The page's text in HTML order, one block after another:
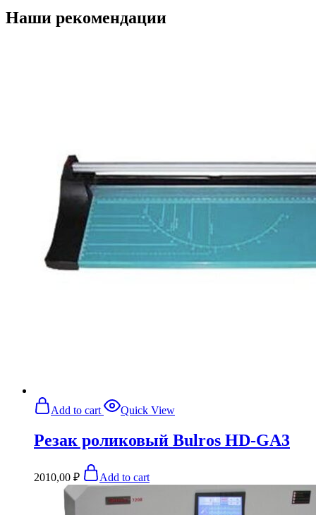
Наши рекомендации
Add to cart Quick View
Резак роликовый Bulros HD-GA3
2010,00 ₽ Add to cart